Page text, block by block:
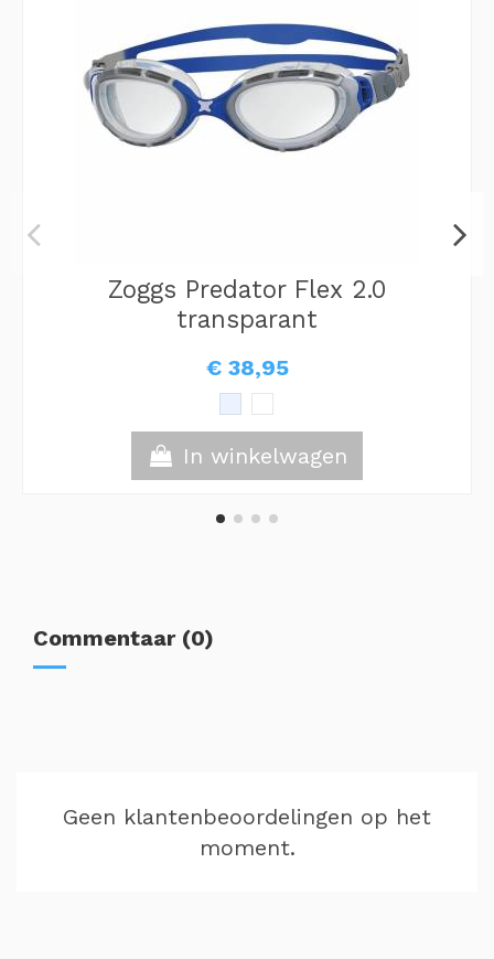
Zoggs Predator Flex 2.0
transparant
€ 38,95
In winkelwagen
Commentaar (0)
Geen klantenbeoordelingen op het
moment.